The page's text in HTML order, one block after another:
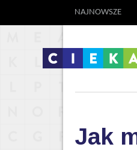
NAJNOWSZE
Jak